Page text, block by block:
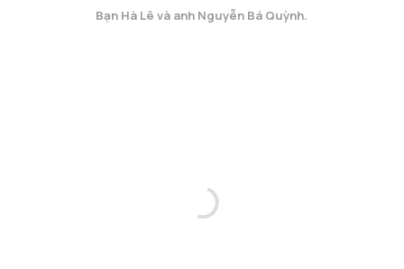
Bạn Hà Lê và anh Nguyễn Bá Quỳnh.